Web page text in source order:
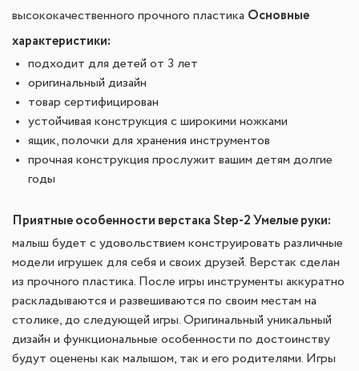
высококачественного прочного пластика Основные
характеристики:
подходит для детей от 3 лет
оригинальный дизайн
товар сертифицирован
устойчивая конструкция с широкими ножками
ящик, полочки для хранения инструментов
прочная конструкция прослужит вашим детям долгие
годы
Приятные особенности верстака Step-2 Умелые руки:
малыш будет с удовольствием конструировать различные
модели игрушек для себя и своих друзей. Верстак сделан
из прочного пластика. После игры инструменты аккуратно
раскладываются и развешиваются по своим местам на
столике, до следующей игры. Оригинальный уникальный
дизайн и функциональные особенности по достоинству
будут оценены как малышом, так и его родителями. Игры